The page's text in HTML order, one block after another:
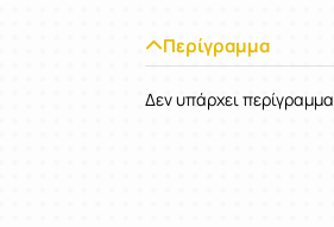
Περίγραμμα
Δεν υπάρχει περίγραμμα